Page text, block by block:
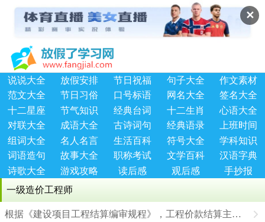
✕
说说大全 放假安排 节日祝福 句子大全
作文素材
范文大全
节日习俗 口号标语 网名大全
签名大全
十二星座
节气知识 经典台词 十二生肖
心语大全
对联大全
成语大全 古诗词句 经典语录
上班时间
组词大全
名人名言 生活百科 符号大全
学科知识
词语造句
故事大全 职称考试 文学百科
汉语字典
诗歌大全
游戏攻略 读后感 观后感
手抄报
一级造价工程师
根据《建设项目工程结算编审规程》，工程价款结算主要包括（ ）